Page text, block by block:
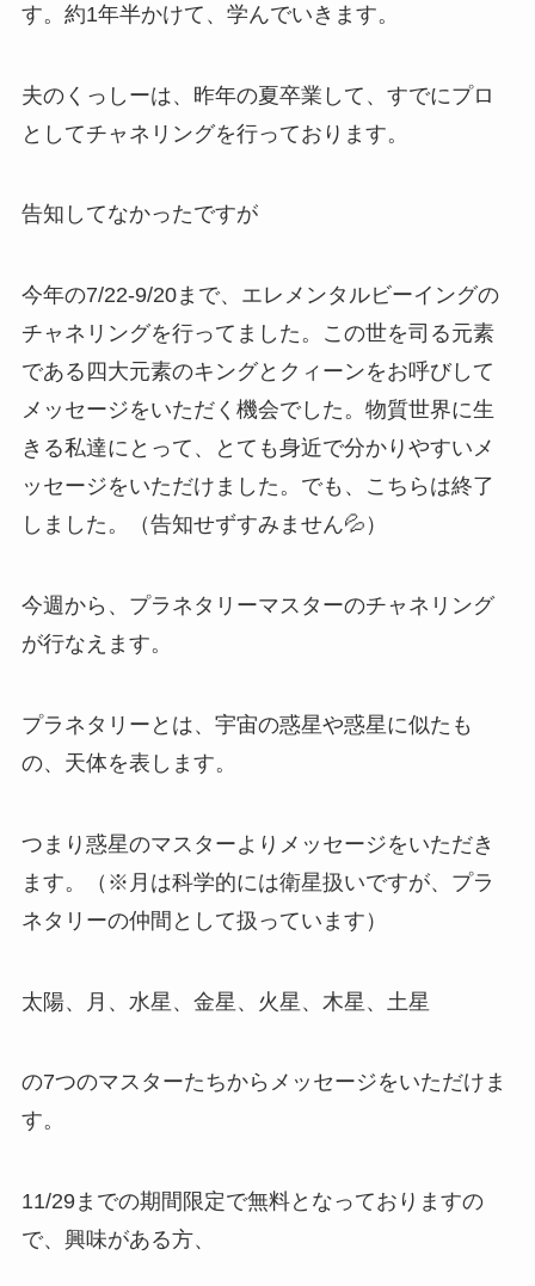
す。約1年半かけて、学んでいきます。
夫のくっしーは、昨年の夏卒業して、すでにプロ
としてチャネリングを行っております。
告知してなかったですが
今年の7/22-9/20まで、エレメンタルビーイングの
チャネリングを行ってました。この世を司る元素
である四大元素のキングとクィーンをお呼びして
メッセージをいただく機会でした。物質世界に生
きる私達にとって、とても身近で分かりやすいメ
ッセージをいただけました。でも、こちらは終了
しました。（告知せずすみません💦）
今週から、プラネタリーマスターのチャネリング
が行なえます。
プラネタリーとは、宇宙の惑星や惑星に似たも
の、天体を表します。
つまり惑星のマスターよりメッセージをいただき
ます。（※月は科学的には衛星扱いですが、プラ
ネタリーの仲間として扱っています）
太陽、月、水星、金星、火星、木星、土星
の7つのマスターたちからメッセージをいただけま
す。
11/29までの期間限定で無料となっておりますの
で、興味がある方、